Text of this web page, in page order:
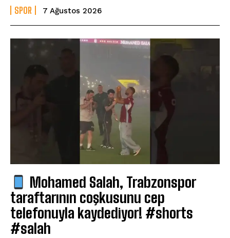
SPOR 7 Ağustos 2026
Mohamed Salah, Trabzonspor
taraftarının coşkusunu cep
telefonuyla kaydediyor! #shorts
#salah